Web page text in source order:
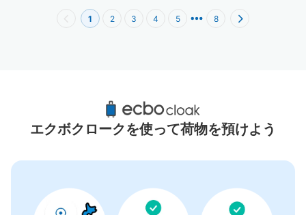
1 2 3 4 5 8
新豊洲駅周辺のおすすめコインロッカー
9件
エクボクロークを使って荷物を預けよう